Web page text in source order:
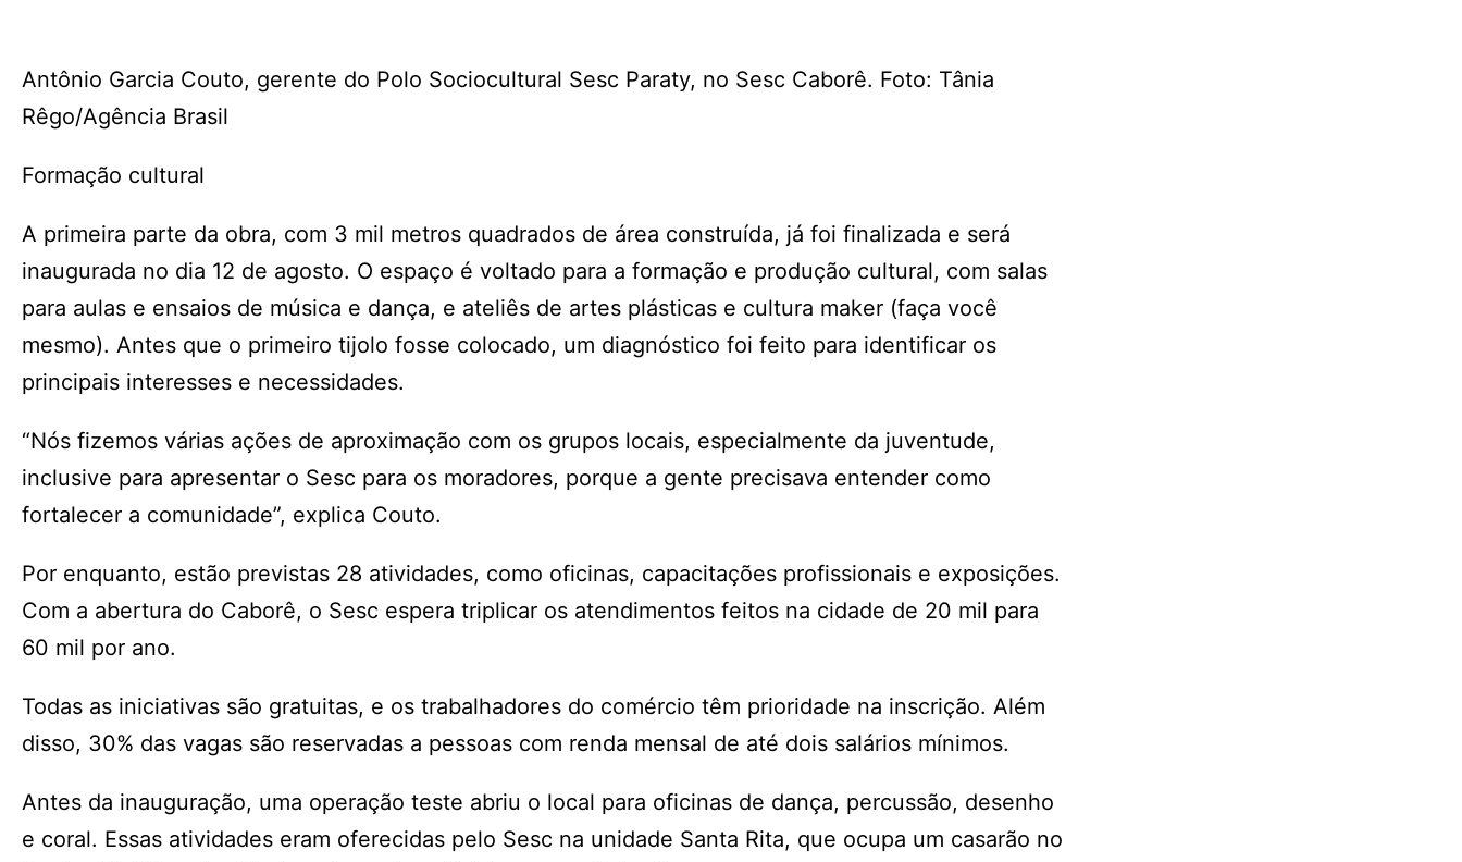
Antônio Garcia Couto, gerente do Polo Sociocultural Sesc Paraty, no Sesc Caborê. Foto: Tânia
Rêgo/Agência Brasil
Formação cultural
A primeira parte da obra, com 3 mil metros quadrados de área construída, já foi finalizada e será
inaugurada no dia 12 de agosto. O espaço é voltado para a formação e produção cultural, com salas
para aulas e ensaios de música e dança, e ateliês de artes plásticas e cultura maker (faça você
mesmo). Antes que o primeiro tijolo fosse colocado, um diagnóstico foi feito para identificar os
principais interesses e necessidades.
“Nós fizemos várias ações de aproximação com os grupos locais, especialmente da juventude,
inclusive para apresentar o Sesc para os moradores, porque a gente precisava entender como
fortalecer a comunidade”, explica Couto.
Por enquanto, estão previstas 28 atividades, como oficinas, capacitações profissionais e exposições.
Com a abertura do Caborê, o Sesc espera triplicar os atendimentos feitos na cidade de 20 mil para
60 mil por ano.
Todas as iniciativas são gratuitas, e os trabalhadores do comércio têm prioridade na inscrição. Além
disso, 30% das vagas são reservadas a pessoas com renda mensal de até dois salários mínimos.
Antes da inauguração, uma operação teste abriu o local para oficinas de dança, percussão, desenho
e coral. Essas atividades eram oferecidas pelo Sesc na unidade Santa Rita, que ocupa um casarão no